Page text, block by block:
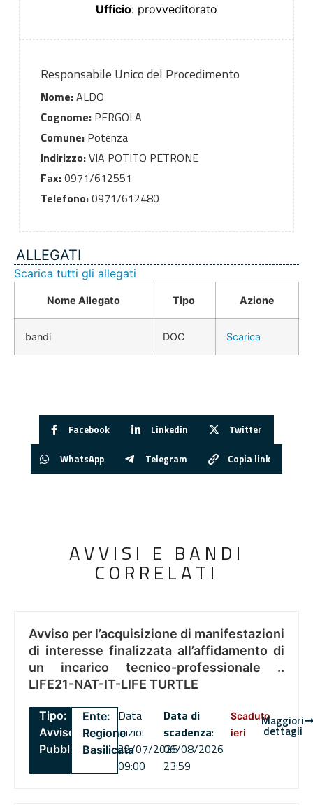
Ufficio: provveditorato
Responsabile Unico del Procedimento
Nome:ALDO
Cognome:PERGOLA
Comune:Potenza
Indirizzo:VIA POTITO PETRONE
Fax:0971/612551
Telefono:0971/612480
ALLEGATI
Scarica tutti gli allegati
Nome Allegato Tipo Azione
bandi DOC Scarica
Facebook Linkedin Twitter
WhatsApp Telegram Copia link
AVVISI E BANDI
CORRELATI
Avviso per l’acquisizione di manifestazioni
di interesse finalizzata all’affidamento di
un incarico tecnico-professionale ..
LIFE21-NAT-IT-LIFE TURTLE
Tipo:
Avviso
Pubblico
Ente:
Regione
Basilicata
Data
inizio:
22/07/2026
09:00
Data di
scadenza:
06/08/2026
23:59
Scaduto
ieri
Maggiori
dettagli